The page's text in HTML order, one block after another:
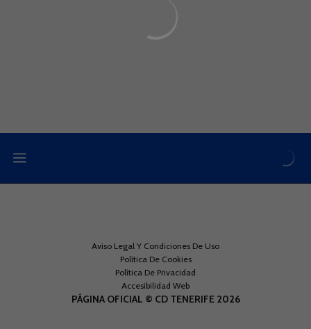
Aviso Legal Y Condiciones De Uso
Política De Cookies
Política De Privacidad
Accesibilidad Web
PÁGINA OFICIAL © CD TENERIFE 2026